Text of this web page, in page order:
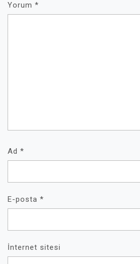
Yorum *
Ad *
E-posta *
İnternet sitesi